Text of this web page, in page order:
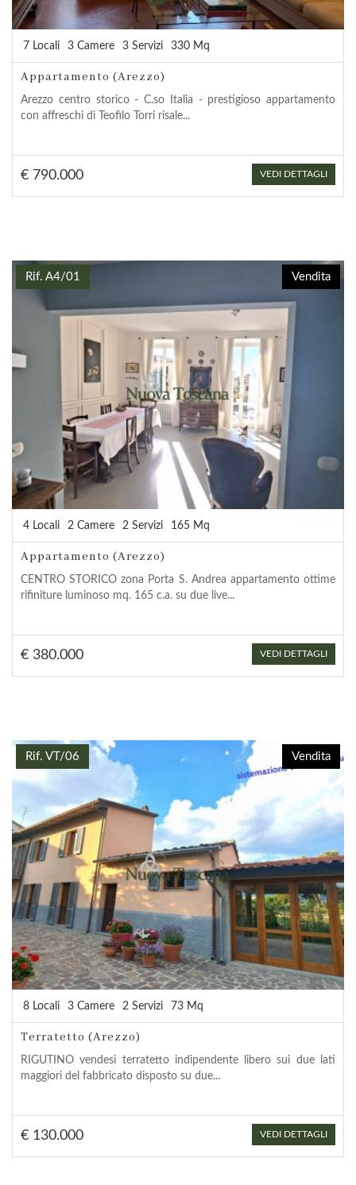
7 Locali 3 Camere 3 Servizi 330 Mq
Appartamento (Arezzo)
Arezzo centro storico - C.so Italia - prestigioso appartamento
con affreschi di Teofilo Torri risale...
€ 790.000 VEDI DETTAGLI
Vendita
Rif. A4/01
4 Locali 2 Camere 2 Servizi 165 Mq
Appartamento (Arezzo)
CENTRO STORICO zona Porta S. Andrea appartamento ottime
rifiniture luminoso mq. 165 c.a. su due live...
€ 380.000 VEDI DETTAGLI
Vendita
Rif. VT/06
8 Locali 3 Camere 2 Servizi 73 Mq
Terratetto (Arezzo)
RIGUTINO vendesi terratetto indipendente libero sui due lati
maggiori del fabbricato disposto su due...
€ 130.000 VEDI DETTAGLI